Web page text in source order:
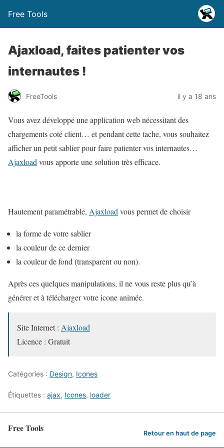
Free Tools
Ajaxload, faites patienter vos
internautes !
FreeTools il y a 18 ans
Vous avez développé une application web nécessitant des
chargements coté client… et pendant cette tache, vous souhaitez
afficher un petit sablier pour faire patienter vos internautes…
Ajaxload vous apporte une solution très efficace.
Hautement paramétrable, Ajaxload vous permet de choisir
la forme de votre sablier
la couleur de ce dernier
la couleur de fond (transparent ou non).
Après ces quelques manipulations, il ne vous reste plus qu’à
générer et à télécharger votre icone animée.
Site Internet : Ajaxload
Licence : Gratuit
Catégories : Design, Icones
Étiquettes : ajax, Icones, loader
Free Tools Retour en haut de page